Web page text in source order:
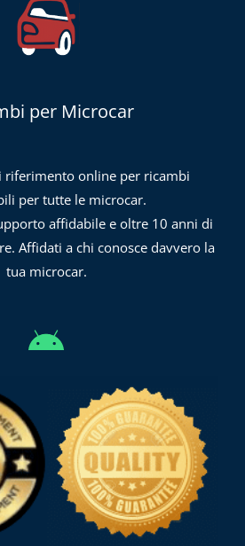
per Microcar
riferimento online per ricambi
per tutte le microcar.
affidabile e oltre 10 anni di
Affidati a chi conosce davvero la
tua microcar.